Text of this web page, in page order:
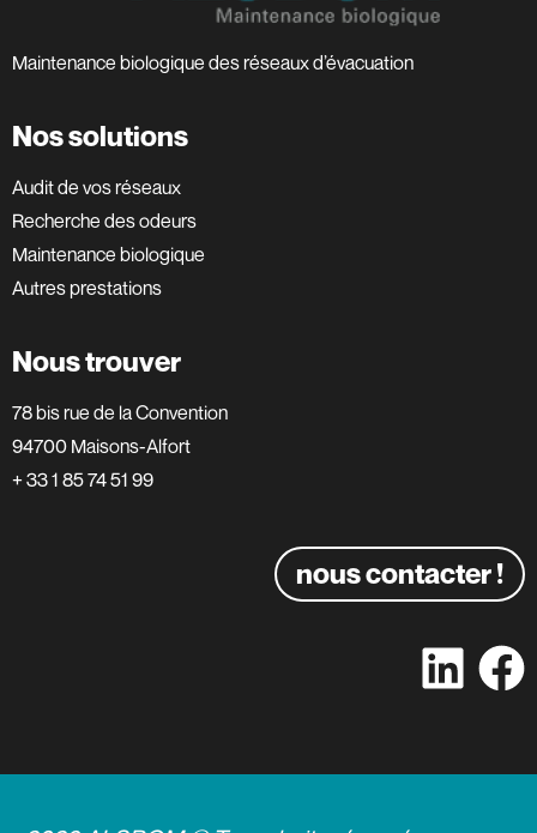
Maintenance biologique des réseaux d’évacuation
Nos solutions
Audit de vos réseaux
Recherche des odeurs
Maintenance biologique
Autres prestations
Nous trouver
78 bis rue de la Convention
94700 Maisons-Alfort
+ 33 1 85 74 51 99
nous contacter !